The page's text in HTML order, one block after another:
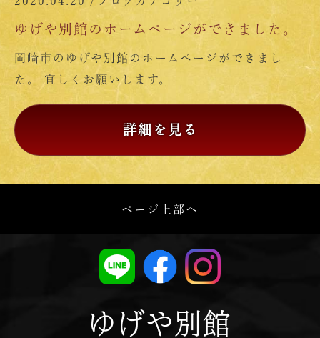
ゆげや別館のホームページができました。
岡崎市のゆげや別館のホームページができまし
た。 宜しくお願いします。
詳細を見る
ページ上部へ
ゆげや別館